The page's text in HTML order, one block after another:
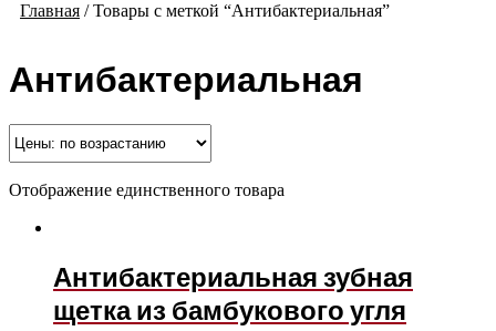
Главная /Товары с меткой “Антибактериальная”
Антибактериальная
Отображение единственного товара
Антибактериальная зубная
щетка из бамбукового угля